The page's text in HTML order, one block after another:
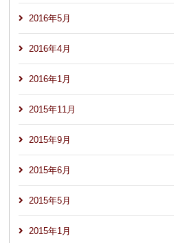
2016年5月
2016年4月
2016年1月
2015年11月
2015年9月
2015年6月
2015年5月
2015年1月